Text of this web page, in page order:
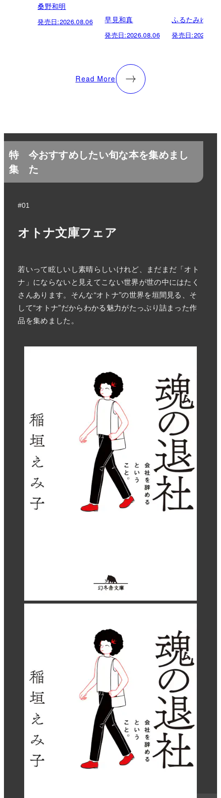
桑野和明
発売日:2026.08.06 早見和真
発売日:2026.08.06
ふるたみゆき
発売日:
Read More
特
集
今おすすめしたい旬な本を集めまし
た
#01
オトナ文庫フェア
若いって眩しいし素晴らしいけれど、まだまだ「オト
ナ」にならないと見えてこない世界が世の中にはたく
さんあります。そんな“オトナ”の世界を垣間見る、そ
して“オトナ”だからわかる魅力がたっぷり詰まった作
品を集めました。